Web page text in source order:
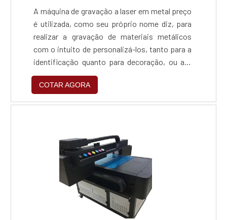
A máquina de gravação a laser em metal preço
é utilizada, como seu próprio nome diz, para
realizar a gravação de materiais metálicos
com o intuito de personalizá-los, tanto para a
identificação quanto para decoração, ou até
mesmo para promoção de alguma marca. A
máquina de gravação é amplamente adquirida
por empresas especializadas em serviços de
gravação a laser em m....
COTAR AGORA